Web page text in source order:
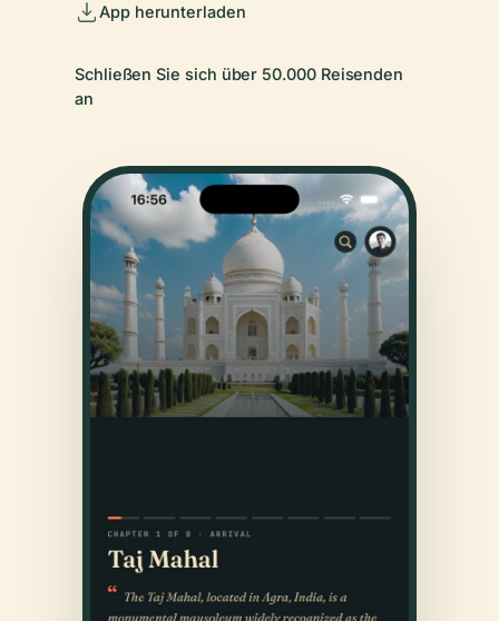
App herunterladen
Schließen Sie sich über 50.000 Reisenden
an